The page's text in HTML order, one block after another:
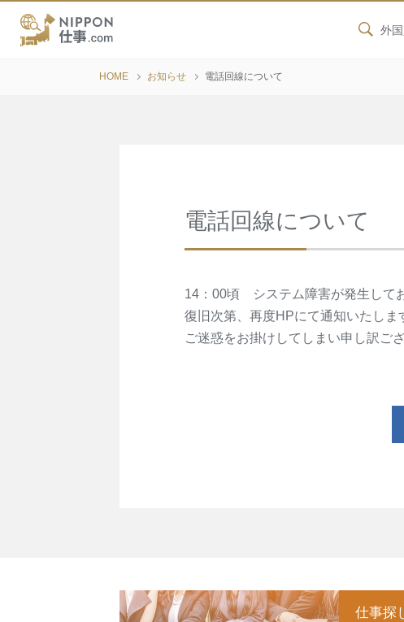
外
HOME お知らせ 電話回線について
電話回線について
14：00頃 システム障害が発生して
復旧次第、再度HPにて通知いたしま
ご迷惑をお掛けしてしまい申し訳ご
仕事探